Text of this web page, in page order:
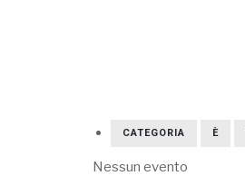
CATEGORIA È
Nessun evento